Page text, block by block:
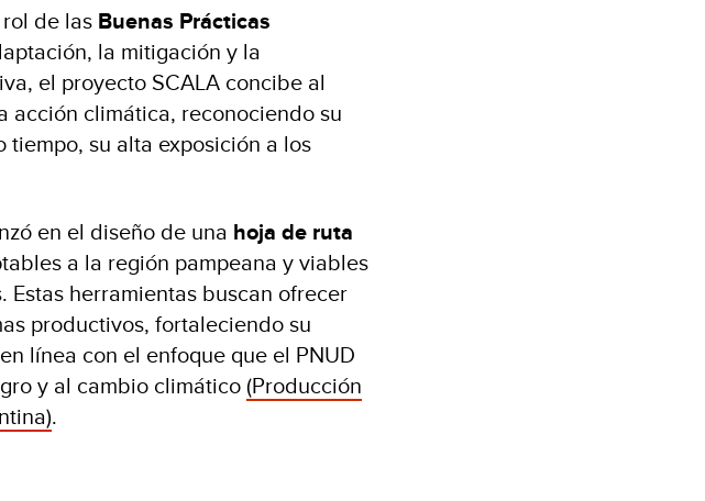
de las Buenas Prácticas
la mitigación y la
el proyecto SCALA concibe al
acción climática, reconociendo su
su alta exposición a los
en el diseño de una hoja de ruta
a la región pampeana y viables
herramientas buscan ofrecer
productivos, fortaleciendo su
línea con el enfoque que el PNUD
y al cambio climático(Producción
.